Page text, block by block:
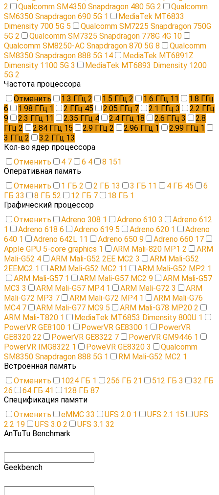
2
Qualcomm SM4350 Snapdragon 480 5G 2
Qualcomm
SM6350 Snapdragon 690 5G 1
MediaTek MT6833
Dimensity 700 5G 5
Qualcomm SM7225 Snapdragon 750G
5G 2 Qualcomm SM7325 Snapdragon 778G 4G 10
Qualcomm SM8250-AC Snapdragon 870 5G 8
Qualcomm
SM8350 Snapdragon 888 5G 14
MediaTek MT6891Z
Dimensity 1100 5G 3
MediaTek MT6893 Dimensity 1200
5G 2
Частота процессора
Отменить
1.3 ГГц 2 1.5 ГГц 2 1.6 ГГц 11
1.8 ГГц
6
1.98 ГГц 1 2 ГГц 45 2.05 ГГц 7 2.1 ГГц 3
2.2 ГГц
9
2.3 ГГц 11 2.35 ГГц 4 2.4 ГГц 18 2.6 ГГц 3
2.8
ГГц 2 2.84 ГГц 15 2.9 ГГц 2 2.96 ГГц 1 2.99 ГГц 1
3 ГГц 2 3.2 ГГц 13
Кол-во ядер процессора
Отменить
4 7 6 4 8 151
Оперативная память
Отменить
1 ГБ 2 2 ГБ 13 3 ГБ 11 4 ГБ 45
6
ГБ 33 8 ГБ 52 12 ГБ 7 18 ГБ 1
Графический процессор
Отменить
Adreno 308 1 Adreno 610 3
Adreno 612
1
Adreno 618 6 Adreno 619 5 Adreno 620 1
Adreno
640 1 Adreno 642L 11 Adreno 650 9 Adreno 660 17
Apple GPU 5-core graphics 1 ARM Mali-820 MP1 2
ARM
Mali-G52 4 ARM Mali-G52 2EE MC2 3
ARM Mali-G52
2EEMC2 1 ARM Mali-G52 MC2 11 ARM Mali-G52 MP2 1
ARM Mali-G57 1 ARM Mali-G57 MC2 9
ARM Mali-G57
MC3 3 ARM Mali-G57 MP4 1 ARM Mali-G72 3
ARM
Mali-G72 MP3 7 ARM Mali-G72 MP4 1
ARM Mali-G76
MC4 7 ARM Mali-G77 MC9 5 ARM Mali-G78 MP20 2
ARM Mali-T820 1 MediaTek MT6853 Dimensity 800U 1
PowerVR GE8100 1 PowerVR GE8300 1
PowerVR
GE8320 22 PowerVR GE8322 7 PowerVR GM9446 1
PowerVR IMG8322 1 PoweVR GE8320 3
Qualcomm
SM8350 Snapdragon 888 5G 1 RM Mali-G52 MC2 1
Встроенная память
Отменить
1024 ГБ 1 256 ГБ 21 512 ГБ 3
32 ГБ
26
64 ГБ 41 128 ГБ 87
Спецификация памяти
Отменить
eMMC 33 UFS 2.0 1 UFS 2.1 15
UFS
2.2 19 UFS 3.0 2 UFS 3.1 32
AnTuTu Benchmark
Geekbench